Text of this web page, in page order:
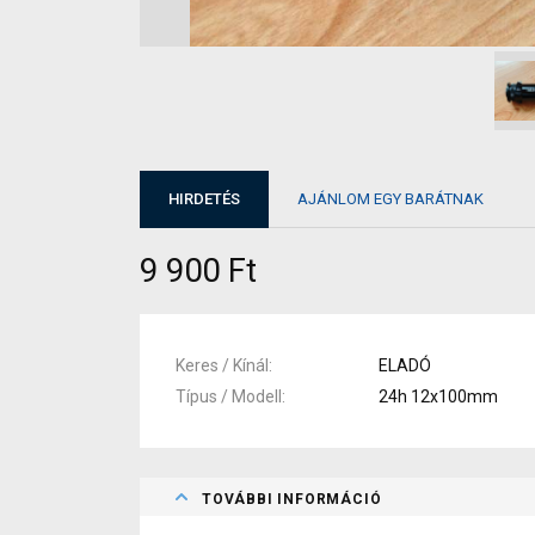
HIRDETÉS AJÁNLOM EGY BARÁTNAK
9 900 Ft
Keres / Kínál
ELADÓ
Típus / Modell
24h 12x100mm
TOVÁBBI INFORMÁCIÓ